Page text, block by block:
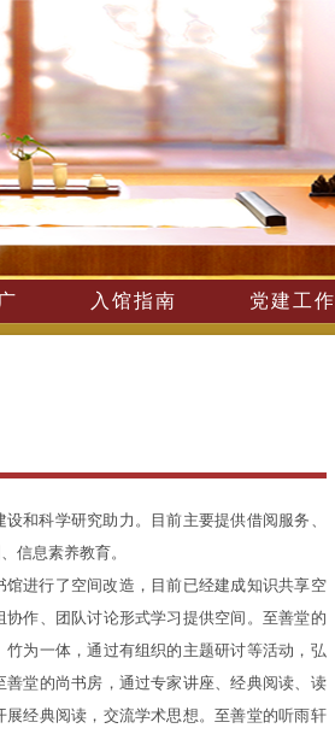
入馆指南 党建工作
和科学研究助力。目前主要提供借阅服务、
信息素养教育。
进行了空间改造，目前已经建成知识共享空
作、团队讨论形式学习提供空间。至善堂的
为一体，通过有组织的主题研讨等活动，弘
堂的尚书房，通过专家讲座、经典阅读、读
经典阅读，交流学术思想。至善堂的听雨轩